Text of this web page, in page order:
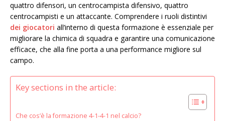
quattro difensori, un centrocampista difensivo, quattro
centrocampisti e un attaccante. Comprendere i ruoli distintivi
dei giocatori all’interno di questa formazione è essenziale per
migliorare la chimica di squadra e garantire una comunicazione
efficace, che alla fine porta a una performance migliore sul
campo.
Key sections in the article:
Che cos’è la formazione 4-1-4-1 nel calcio?